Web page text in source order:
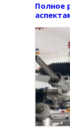
Полное